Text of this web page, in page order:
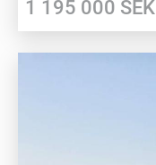
1 195 000 SEK